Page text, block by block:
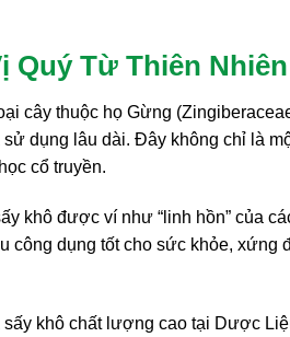
Quý Từ Thiên Nhiên
cây thuộc họ Gừng
dụng lâu dài. Đây không chỉ là
cổ truyền.
khô được ví như “linh hồn” của
công dụng tốt cho sức khỏe, xứng